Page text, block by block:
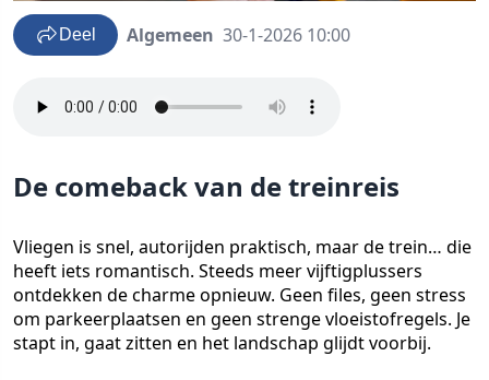
Deel Algemeen 30-1-2026 10:00
De comeback van de treinreis
Vliegen is snel, autorijden praktisch, maar de trein… die
heeft iets romantisch. Steeds meer vijftigplussers
ontdekken de charme opnieuw. Geen files, geen stress
om parkeerplaatsen en geen strenge vloeistofregels. Je
stapt in, gaat zitten en het landschap glijdt voorbij.